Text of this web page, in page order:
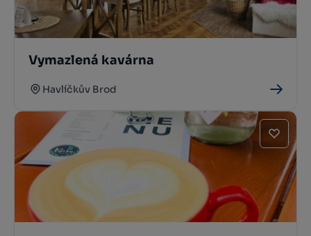
Vymazlená kavárna
Havlíčkův Brod